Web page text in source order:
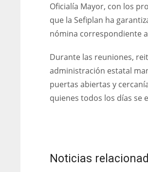
Oficialía Mayor, con los
que la Sefiplan ha
nómina correspondiente
Durante las reuniones,
administración estatal
puertas abiertas y
quienes todos los días se
Noticias